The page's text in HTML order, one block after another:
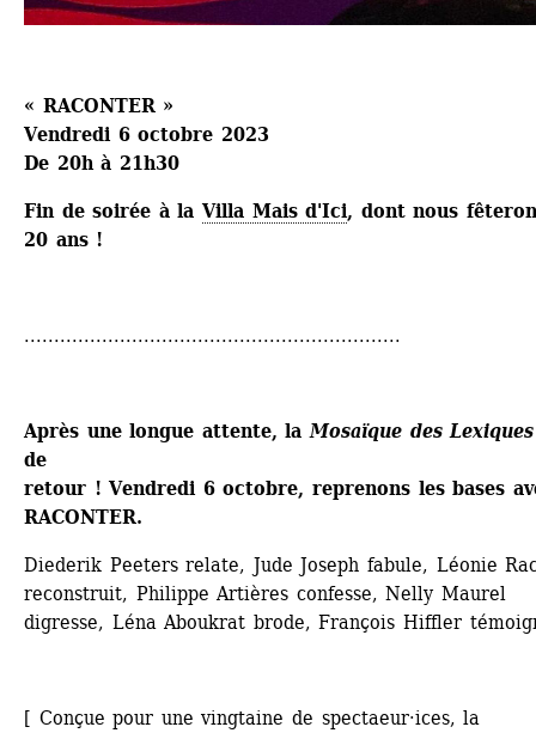
« RACONTER »
Vendredi 6 octobre 2023
De 20h à 21h30
Fin de soirée à la Villa Mais d'Ici, dont nous
20 ans !
...............................................................
Après une longue attente, la Mosaïque des Lexiques
de
retour ! Vendredi 6 octobre, reprenons les bases
RACONTER.
Diederik Peeters relate, Jude Joseph fabule, Léonie
reconstruit, Philippe Artières confesse, Nelly Maurel
digresse, Léna Aboukrat brode, François Hiffler
[ Conçue pour une vingtaine de spectaeur·ices, la